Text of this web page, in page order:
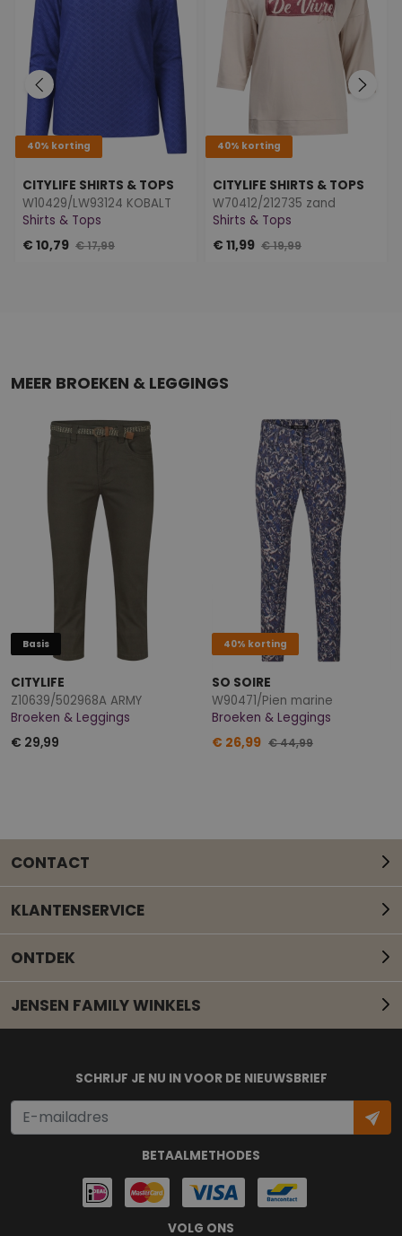
40% korting
CITYLIFE SHIRTS & TOPS
W10429/LW93124 KOBALT
Shirts & Tops
€ 10,79 € 17,99
40% korting
CITYLIFE SHIRTS & TOPS
W70412/212735 zand
Shirts & Tops
€ 11,99 € 19,99
MEER BROEKEN & LEGGINGS
Basis
CITYLIFE
Z10639/502968A ARMY
Broeken & Leggings
€ 29,99
40% korting
SO SOIRE
W90471/Pien marine
Broeken & Leggings
€ 26,99 € 44,99
CONTACT
Mail onze klantenservice
KLANTENSERVICE
ONTDEK
JENSEN FAMILY WINKELS
BETAALMETHODES
SCHRIJF JE NU IN VOOR DE NIEUWSBRIEF
VOLG ONS